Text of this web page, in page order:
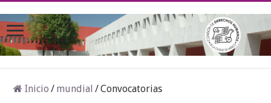
Inicio / mundial /Convocatorias